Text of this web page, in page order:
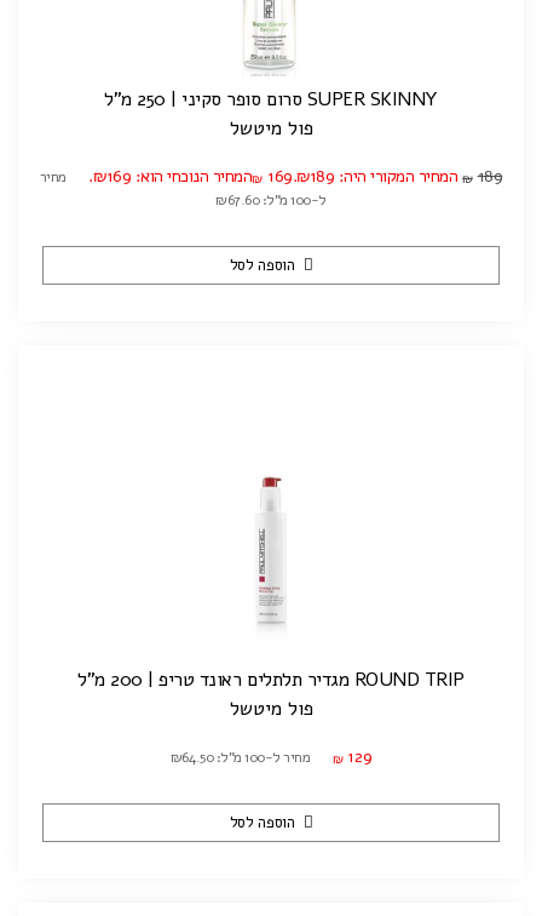
SUPER SKINNY סרום סופר סקיני | 250 מ"ל
פול מיטשל
₪ 189 המחיר המקורי היה: ₪189. ₪ 169 המחיר הנוכחי הוא: ₪169.
מחיר
ל-100 מ"ל: ₪67.60
הוספה לסל
ROUND TRIP מגדיר תלתלים ראונד טריפ | 200 מ"ל
פול מיטשל
₪ 129 מחיר ל-100 מ"ל: ₪64.50
הוספה לסל